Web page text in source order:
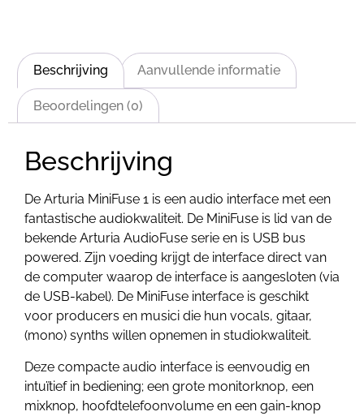
Beschrijving Aanvullende informatie
Beoordelingen (0)
Beschrijving
De Arturia MiniFuse 1 is een audio interface met een
fantastische audiokwaliteit. De MiniFuse is lid van de
bekende Arturia AudioFuse serie en is USB bus
powered. Zijn voeding krijgt de interface direct van
de computer waarop de interface is aangesloten (via
de USB-kabel). De MiniFuse interface is geschikt
voor producers en musici die hun vocals, gitaar,
(mono) synths willen opnemen in studiokwaliteit.
Deze compacte audio interface is eenvoudig en
intuïtief in bediening; een grote monitorknop, een
mixknop, hoofdtelefoonvolume en een gain-knop